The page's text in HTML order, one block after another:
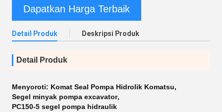
Dapatkan Harga Terbaik
Detail Produk Deskripsi Produk
Detail Produk
Menyoroti: Komat Seal Pompa Hidrolik Komatsu,
Segel minyak pompa excavator,
PC150-5 segel pompa hidraulik